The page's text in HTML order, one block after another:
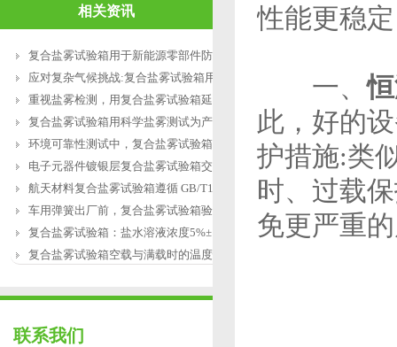
相关资讯
复合盐雾试验箱用于新能源零部件防腐测
应对复杂气候挑战:复合盐雾试验箱用于涂
重视盐雾检测，用复合盐雾试验箱延长产
复合盐雾试验箱用科学盐雾测试为产品研
环境可靠性测试中，复合盐雾试验箱缺水
电子元器件镀银层复合盐雾试验箱交变盐
航天材料复合盐雾试验箱遵循 GB/T12967.3
车用弹簧出厂前，复合盐雾试验箱验证盐
复合盐雾试验箱：盐水溶液浓度5%±1%的配
复合盐雾试验箱空载与满载时的温度恢复
联系我们
性能更稳
一、
此，好的
护措施:类
时、过载
免更严重